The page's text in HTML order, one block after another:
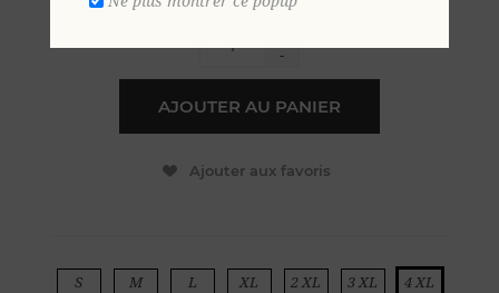
-
AJOUTER AU PANIER
Ajouter aux favoris
S M L XL 2 XL 3 XL 4 XL